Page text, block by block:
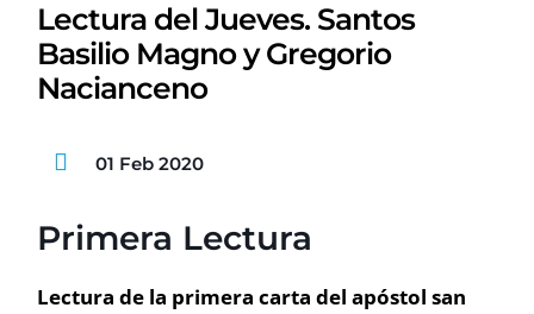
Lectura del Jueves. Santos
Basilio Magno y Gregorio
Nacianceno
01 Feb 2020
Primera Lectura
Lectura de la primera carta del apóstol san